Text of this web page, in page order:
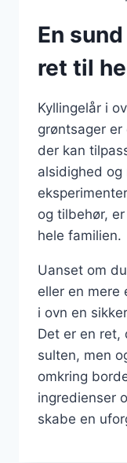
En
ret til
Kyllingelår i
grøntsager
der kan
alsidighed
og tilbehør,
hele familien.
Uanset om
eller en mere
i ovn en
Det er en ret,
sulten, men
omkring
ingredienser
skabe en